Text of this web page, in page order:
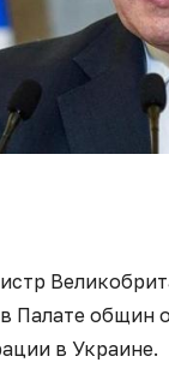
Палате общин
в Украине.